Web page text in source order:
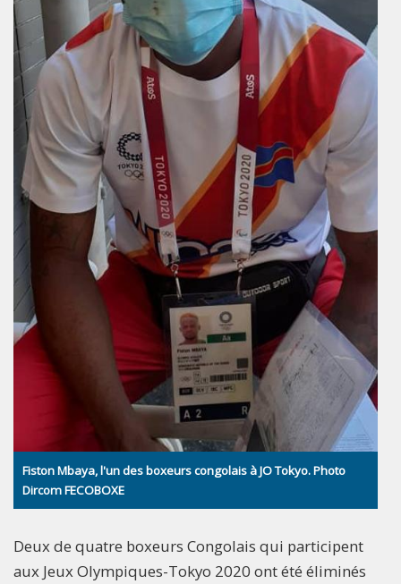
Fiston Mbaya, l'un des boxeurs congolais à JO Tokyo. Photo
Dircom FECOBOXE
Deux de quatre boxeurs Congolais qui participent
aux Jeux Olympiques-Tokyo 2020 ont été éliminés